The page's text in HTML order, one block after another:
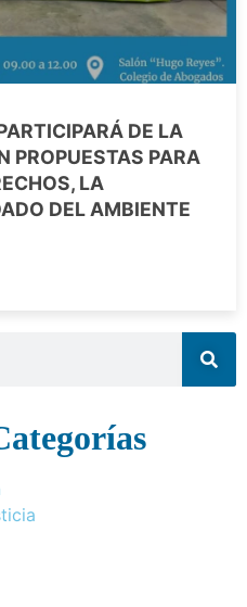
DE LA
PROPUESTAS PARA
LA
DEL AMBIENTE